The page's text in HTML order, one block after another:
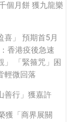
個月餅 獲九龍樂
喜」 預期首5月
香港疫後急速
」 「緊箍咒」困
輕微回落
善行」獲嘉許
獲「商界展關